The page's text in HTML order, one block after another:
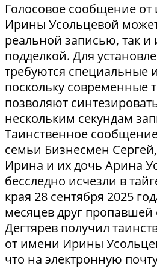
Голосовое сообщение
Ирины Усольцевой может
реальной записью, так и
подделкой. Для
требуются специальные
поскольку современные
позволяют
нескольким секундам
Таинственное
семьи Бизнесмен Сергей,
Ирина и их дочь Арина
бесследно исчезли в
края 28 сентября 2025
месяцев друг
Дегтярев получил
от имени Ирины
что на электронную